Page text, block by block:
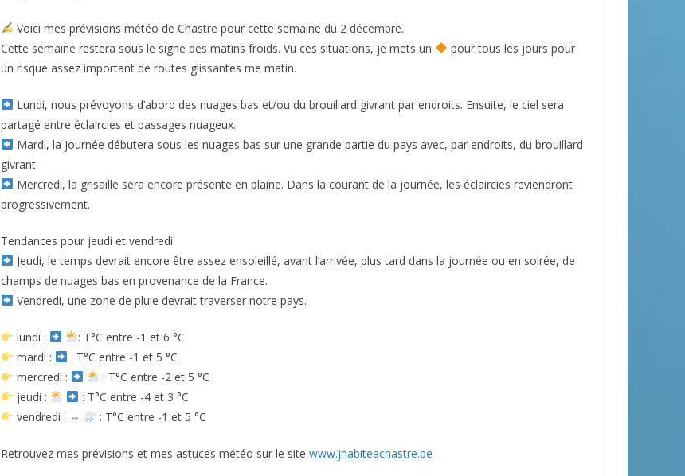
Voici mes prévisions météo de Chastre pour cette semaine du 2 décembre.
Cette semaine restera sous le signe des matins froids. Vu ces situations, je mets un
pour tous les jours pour
un risque assez important de routes glissantes me matin.
Lundi, nous prévoyons d’abord des nuages bas et/ou du brouillard givrant par endroits. Ensuite, le ciel sera
partagé entre éclaircies et passages nuageux.
Mardi, la journée débutera sous les nuages bas sur une grande partie du pays avec, par endroits, du brouillard
givrant.
Mercredi, la grisaille sera encore présente en plaine. Dans la courant de la journée, les éclaircies reviendront
progressivement.
Tendances pour jeudi et vendredi
Jeudi, le temps devrait encore être assez ensoleillé, avant l’arrivée, plus tard dans la journée ou en soirée, de
champs de nuages bas en provenance de la France.
Vendredi, une zone de pluie devrait traverser notre pays.
lundi :
: T°C entre -1 et 6 °C
mardi :
: T°C entre -1 et 5 °C
mercredi :
: T°C entre -2 et 5 °C
jeudi :
: T°C entre -4 et 3 °C
vendredi : ⇔
: T°C entre -1 et 5 °C
Retrouvez mes prévisions et mes astuces météo sur le site www.jhabiteachastre.be